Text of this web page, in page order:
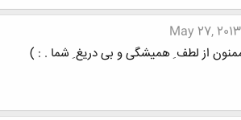
May 27, 2013
از لطف ِ همیشگی و بی دریغ ِ شما . : )